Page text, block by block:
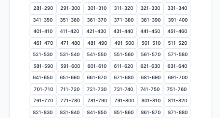
281-290 291-300 301-310 311-320 321-330 331-340
341-350 351-360 361-370 371-380 381-390 391-400
401-410 411-420 421-430 431-440 441-450 451-460
461-470 471-480 481-490 491-500 501-510 511-520
521-530 531-540 541-550 551-560 561-570 571-580
581-590 591-600 601-610 611-620 621-630 631-640
641-650 651-660 661-670 671-680 681-690 691-700
701-710 711-720 721-730 731-740 741-750 751-760
761-770 771-780 781-790 791-800 801-810 811-820
821-830 831-840 841-850 851-860 861-870 871-880